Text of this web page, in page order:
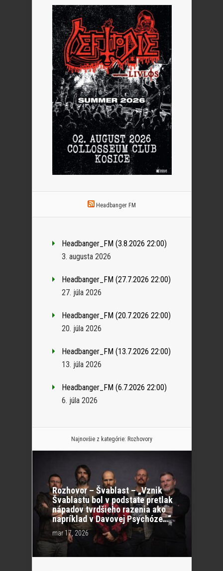
Headbanger FM
Headbanger_FM (3.8.2026 22:00)
3. augusta 2026
Headbanger_FM (27.7.2026 22:00)
27. júla 2026
Headbanger_FM (20.7.2026 22:00)
20. júla 2026
Headbanger_FM (13.7.2026 22:00)
13. júla 2026
Headbanger_FM (6.7.2026 22:00)
6. júla 2026
Najnovšie z kategórie: Rozhovory
Rozhovor – Švablast – „Vznik
Švablastu bol v podstate pretlak
nápadov tvrdšieho razenia ako
napríklad v Davovej Psychóze…“
mar 17, 2026